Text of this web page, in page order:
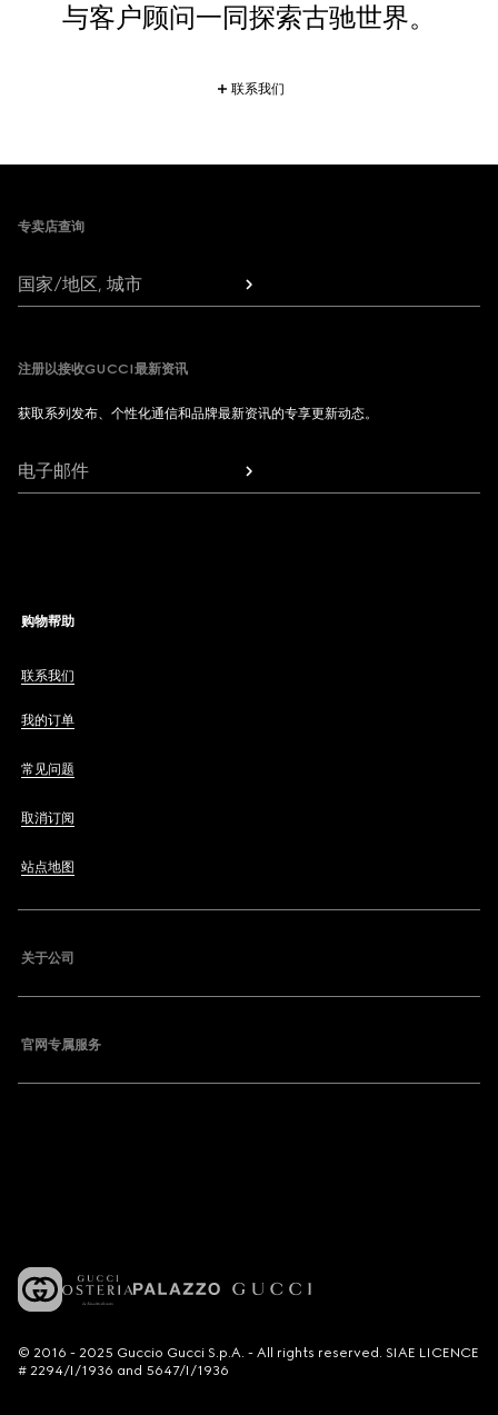
与客户顾问一同探索古驰世界。
联系我们
专卖店查询
国家/地区, 城市
注册以接收GUCCI最新资讯
获取系列发布、个性化通信和品牌最新资讯的专享更新动态。
电子邮件
购物帮助
联系我们
我的订单
常见问题
取消订阅
站点地图
关于公司
官网专属服务
© 2016 - 2025 Guccio Gucci S.p.A. - All rights reserved. SIAE LICENCE
# 2294/I/1936 and 5647/I/1936